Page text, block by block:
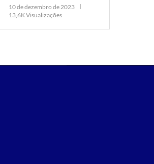
10 de dezembro de 2023
13,6K Visualizações